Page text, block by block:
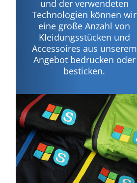
und der verwendeten
Technologien können wir
eine große Anzahl von
Kleidungsstücken und
Accessoires aus unserem
Angebot bedrucken oder
besticken.